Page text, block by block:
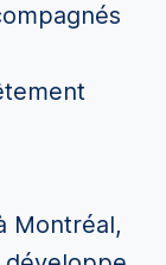
Montréal,